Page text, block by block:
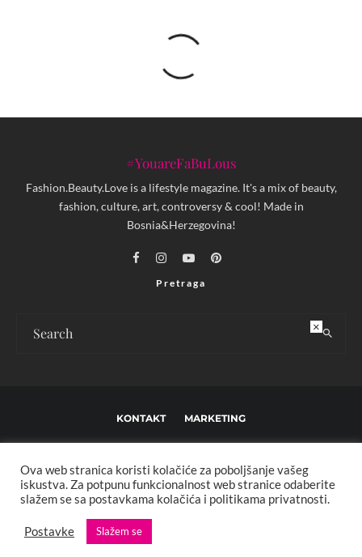
#YouareFaBuLous
Fashion.Beauty.Love is a lifestyle magazine. It's a mix of beauty,
fashion, culture, art, controversy & cool! Made in
Bosnia&Herzegovina!
Pretraga
KONTAKT MARKETING
IMPRESSUM O NAMA
Copyright © 2013 - 2025 FBL creative. Sva prava zadržana. Developed by:
XStreamThemes
Ova web stranica koristi kolačiće za poboljšanje vašeg
iskustva. Za potpunu funkcionalnost web stranice odaberite
slažem se sa postavkama kolačića i politikama privatnosti.
Postavke Slažem se
×